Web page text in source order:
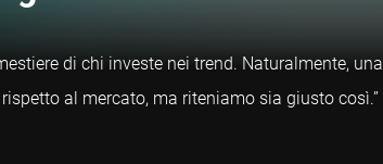
di chi investe nei trend. Naturalmente,
al mercato, ma riteniamo sia giusto